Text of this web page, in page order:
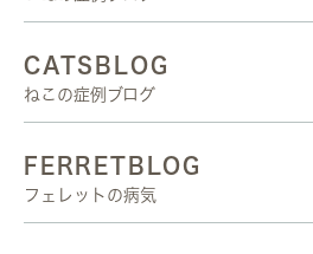
CATSBLOG
ねこの症例ブログ
FERRETBLOG
フェレットの病気